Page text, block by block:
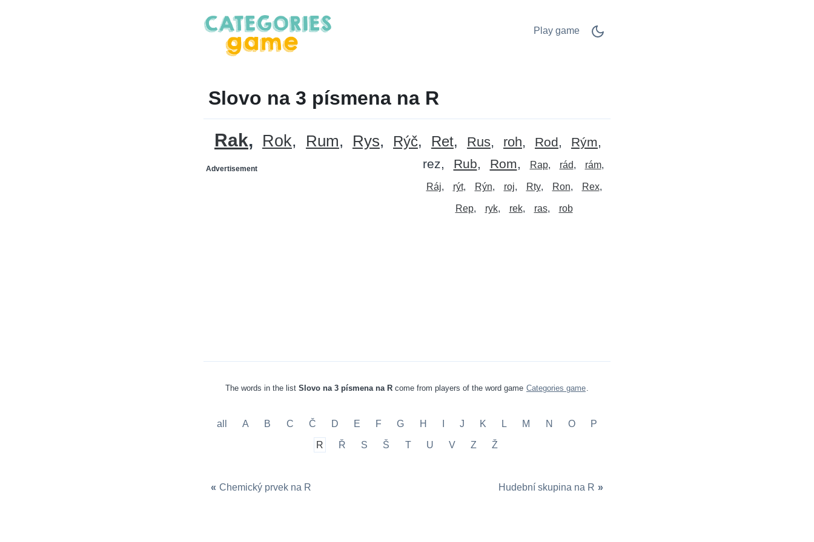
Play game
Slovo na 3 písmena na R
Rak Rok Rum Rys Rýč Ret Rus roh Rod
Rým
rez
Rub Rom Rap rád
Advertisement rám
Ráj rýt Rýn roj Rty Ron Rex
Rep ryk rek ras rob
The words in the list Slovo na 3 písmena na R come from players of the word game Categories game.
all A B C Č D E F G H J K L M N O P
R Ř S Š T U V Z Ž
« Chemický prvek na R Hudební skupina na R »